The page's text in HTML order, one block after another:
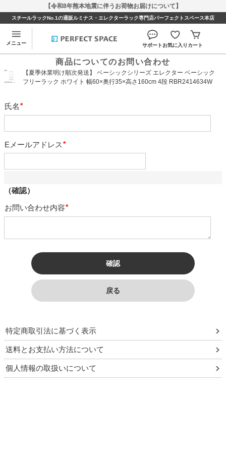
【令和8年熊本地震に伴うお荷物お届けについて】
スチールラックNo.1の通販ルミナス・エレクターラック専門店パーフェクトスペース本店
メニュー サポートお気に入り カート
商品についてのお問い合わせ
【夏季休業明け順次発送】 ベーシックシリーズ エレクター ベーシック
フリーラック ホワイト 幅60×奥行35×高さ160cm 4段 RBR2414634W
氏名
Eメールアドレス
（確認）
お問い合わせ内容
特定商取引法に基づく表示
送料とお支払い方法について
個人情報の取扱いについて